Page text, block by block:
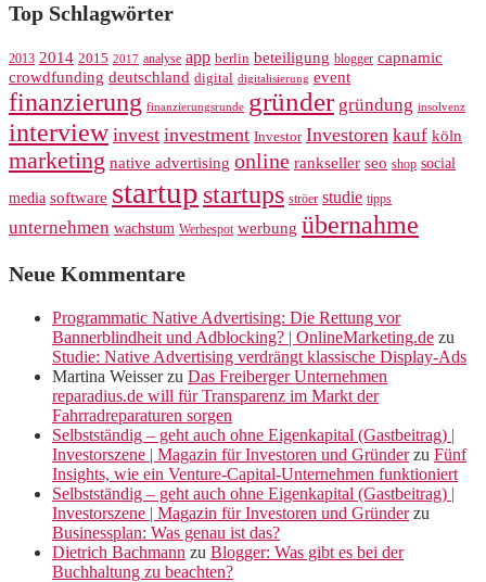
Top Schlagwörter
2013 2014 2015 2017 analyse app berlin beteiligung blogger capnamic
crowdfunding deutschland digital digitalisierung event
finanzierung finanzierungsrunde gründer gründung insolvenz
interview invest investment Investor Investoren kauf köln
marketing native advertising online rankseller seo shop social
media software startup startups ströer studie tipps
unternehmen wachstum Werbespot werbung übernahme
Neue Kommentare
Programmatic Native Advertising: Die Rettung vor
Bannerblindheit und Adblocking? | OnlineMarketing.de zu
Studie: Native Advertising verdrängt klassische Display-Ads
Martina Weisserzu Das Freiberger Unternehmen
reparadius.de will für Transparenz im Markt der
Fahrradreparaturen sorgen
Selbstständig – geht auch ohne Eigenkapital (Gastbeitrag) |
Investorszene | Magazin für Investoren und Gründerzu Fünf
Insights, wie ein Venture-Capital-Unternehmen funktioniert
Selbstständig – geht auch ohne Eigenkapital (Gastbeitrag) |
Investorszene | Magazin für Investoren und Gründerzu
Businessplan: Was genau ist das?
Dietrich Bachmann zu Blogger: Was gibt es bei der
Buchhaltung zu beachten?